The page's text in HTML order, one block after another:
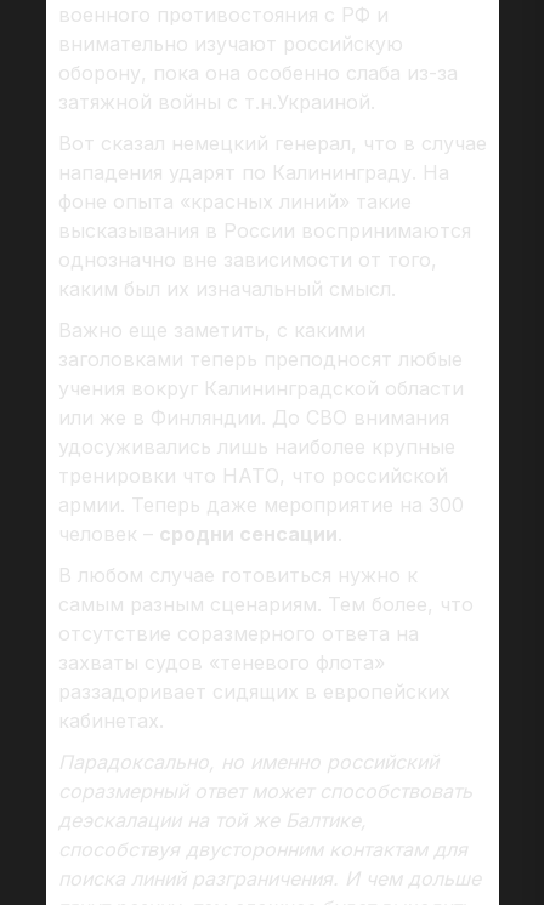
военного противостояния с РФ и
внимательно изучают российскую
оборону, пока она особенно слаба из-за
затяжной войны с т.н.Украиной.
Вот сказал немецкий генерал, что в случае
нападения ударят по Калининграду. На
фоне опыта «красных линий» такие
высказывания в России воспринимаются
однозначно вне зависимости от того,
каким был их изначальный смысл.
Важно еще заметить, с какими
заголовками теперь преподносят любые
учения вокруг Калининградской области
или же в Финляндии. До СВО внимания
удосуживались лишь наиболее крупные
тренировки что НАТО, что российской
армии. Теперь даже мероприятие на 300
человек – сродни сенсации.
В любом случае готовиться нужно к
самым разным сценариям. Тем более, что
отсутствие соразмерного ответа на
захваты судов «теневого флота»
раззадоривает сидящих в европейских
кабинетах.
Парадоксально, но именно российский
соразмерный ответ может способствовать
деэскалации на той же Балтике,
способствуя двусторонним контактам для
поиска линий разграничения. И чем дольше